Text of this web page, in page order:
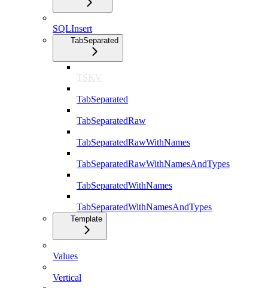
SQLInsert
TabSeparated
TSKV
TabSeparated
TabSeparatedRaw
TabSeparatedRawWithNames
TabSeparatedRawWithNamesAndTypes
TabSeparatedWithNames
TabSeparatedWithNamesAndTypes
Template
Values
Vertical